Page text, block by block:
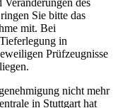
des
Sie bitte das
mit. Bei
in
Prüfzeugnisse
nicht mehr
in Stuttgart hat